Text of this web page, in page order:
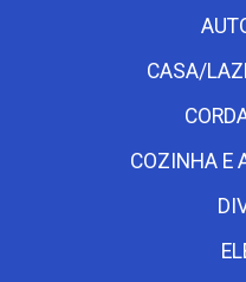
CASA/
COZINHA E